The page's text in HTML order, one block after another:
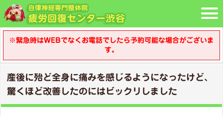
※緊急時はWEBでなくお電話でしたら予約可能な場合がございま
す。
産後に殆ど全身に痛みを感じるようになったけど、
驚くほど改善したのにはビックリしました